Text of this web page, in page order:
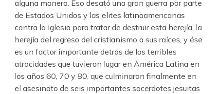
alguna manera. Eso desató una gran guerra por parte
de Estados Unidos y las elites latinoamericanas
contra la Iglesia para tratar de destruir esta herejía, la
herejía del regreso del cristianismo a sus raíces, y ése
es un factor importante detrás de las terribles
atrocidades que tuvieron lugar en América Latina en
los años 60, 70 y 80, que culminaron finalmente en
el asesinato de seis importantes sacerdotes jesuitas